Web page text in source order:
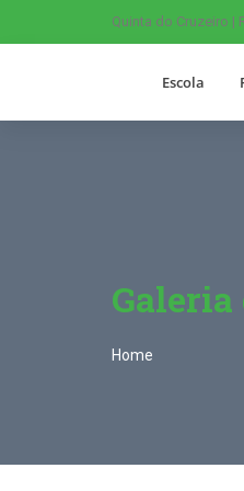
Quinta do Cruzeiro |
Escola
Galeria
Home